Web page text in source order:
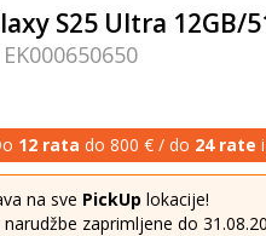
S25 Ultra 12GB/
EK000650650
12 rata do 800 € / do 24 rate
na sve PickUp lokacije!
zaprimljene do